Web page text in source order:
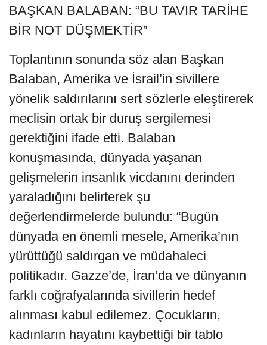
BAŞKAN BALABAN: “BU TAVIR TARİHE
BİR NOT DÜŞMEKTİR”
Toplantının sonunda söz alan Başkan
Balaban, Amerika ve İsrail’in sivillere
yönelik saldırılarını sert sözlerle eleştirerek
meclisin ortak bir duruş sergilemesi
gerektiğini ifade etti. Balaban
konuşmasında, dünyada yaşanan
gelişmelerin insanlık vicdanını derinden
yaraladığını belirterek şu
değerlendirmelerde bulundu: “Bugün
dünyada en önemli mesele, Amerika’nın
yürüttüğü saldırgan ve müdahaleci
politikadır. Gazze’de, İran’da ve dünyanın
farklı coğrafyalarında sivillerin hedef
alınması kabul edilemez. Çocukların,
kadınların hayatını kaybettiği bir tablo